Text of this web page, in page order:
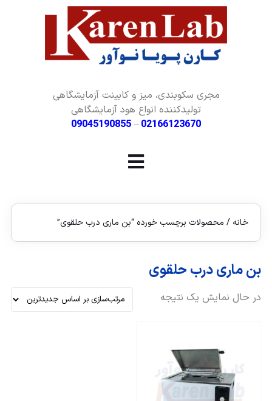
مجری سکوبندی، میز و کابینت آزمایشگاهی
تولیدکننده انواع هود آزمایشگاهی
02166123670
–
09045190855
خانه / محصولات برچسب خورده “بن ماری درب حلقوی”
بن ماری درب حلقوی
در حال نمایش یک نتیجه